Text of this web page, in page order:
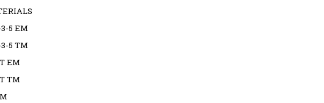
3-5 EM
3-5 TM
EM
TM